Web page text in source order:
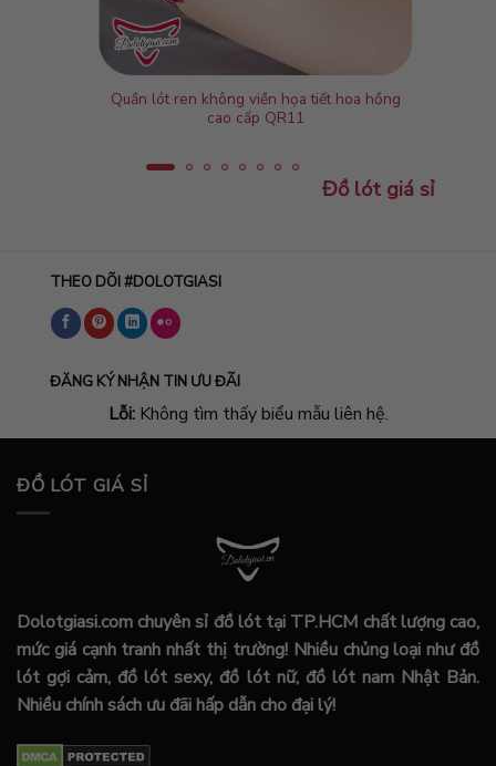
Quần lót ren không viền họa tiết hoa hồng
cao cấp QR11
Đồ lót giá sỉ
THEO DÕI #DOLOTGIASI
ĐĂNG KÝ NHẬN TIN ƯU ĐÃI
Lỗi:Không tìm thấy biểu mẫu liên hệ.
ĐỒ LÓT GIÁ SỈ
Dolotgiasi.com chuyên sỉ đồ lót tại TP.HCM chất lượng cao,
mức giá cạnh tranh nhất thị trường! Nhiều chủng loại như đồ
lót gợi cảm, đồ lót sexy, đồ lót nữ, đồ lót nam Nhật Bản.
Nhiều chính sách ưu đãi hấp dẫn cho đại lý!